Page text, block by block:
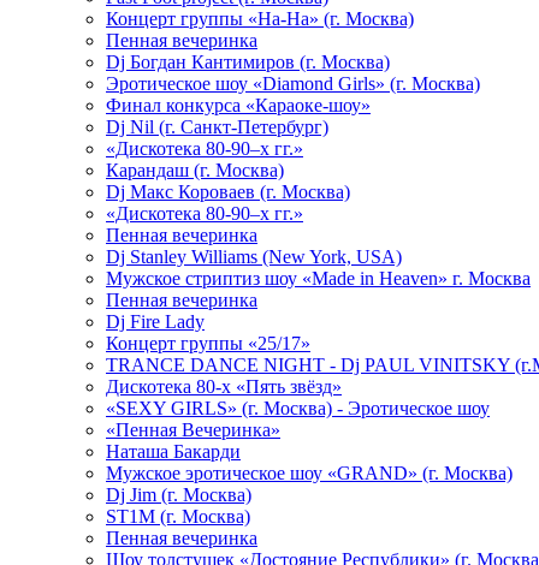
Концерт группы «На-На» (г. Москва)
Пенная вечеринка
Dj Богдан Кантимиров (г. Москва)
Эротическое шоу «Diamond Girls» (г. Москва)
Финал конкурса «Караоке-шоу»
Dj Nil (г. Санкт-Петербург)
«Дискотека 80-90–х гг.»
Карандаш (г. Москва)
Dj Макс Короваев (г. Москва)
«Дискотека 80-90–х гг.»
Пенная вечеринка
Dj Stanley Williams (New York, USA)
Мужское стриптиз шоу «Made in Heaven» г. Москва
Пенная вечеринка
Dj Fire Lady
Концерт группы «25/17»
TRANCE DANCE NIGHT - Dj PAUL VINITSKY
Дискотека 80-х «Пять звёзд»
«SEXY GIRLS» (г. Москва) - Эротическое шоу
«Пенная Вечеринка»
Hаташа Бакарди
Мужское эротическое шоу «GRAND» (г. Москва)
Dj Jim (г. Москва)
ST1M (г. Москва)
Пенная вечеринка
Шоу толстушек «Достояние Республики» (г.